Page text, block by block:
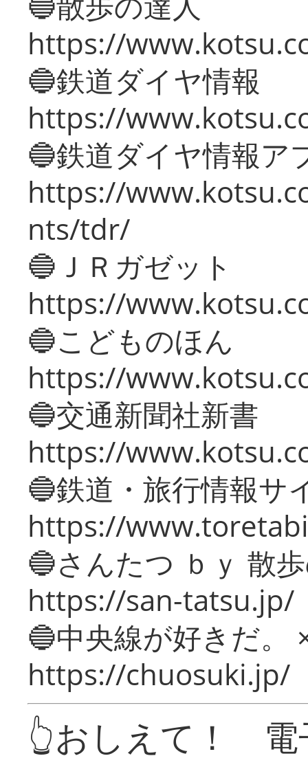
https://
🔵鉄道ダイヤ情報
https://
🔵鉄道ダイヤ情報ア
https://
nts/tdr/
🔵ＪＲガゼット
https://
🔵こどものほん
https://
🔵交通新聞社新書
https://
🔵鉄道・旅行情報サ
https://
🔵さんたつ ｂｙ 散
https://san-tatsu.jp/
🔵中央線が好きだ。
https://chuosuki.jp/
👆おしえて！ 電